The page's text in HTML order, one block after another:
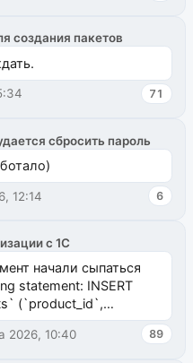
создания пакетов
71
сбросить пароль
12:14 6
с 1С
начали сыпаться
statement: INSERT
(`product_id`,
2026, 10:40 89